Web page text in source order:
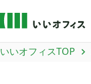
いいオフィスTOP